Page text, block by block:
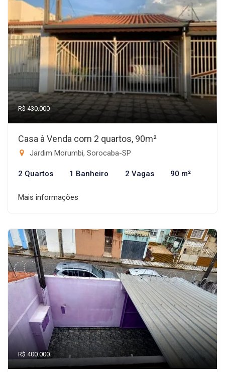
R$ 430.000
Casa à Venda com 2 quartos, 90m²
Jardim Morumbi, Sorocaba-SP
2 Quartos 1 Banheiro 2 Vagas 90 m²
Mais informações
R$ 400.000